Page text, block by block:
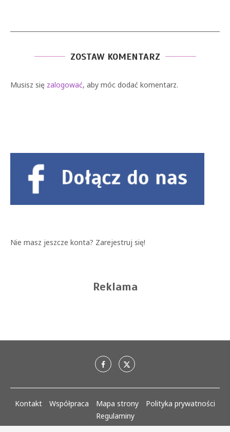
ZOSTAW KOMENTARZ
Musisz się zalogować, aby móc dodać komentarz.
Nie masz jeszcze konta? Zarejestruj się!
Reklama
Kontakt Współpraca Mapa strony
Polityka prywatności
Regulaminy